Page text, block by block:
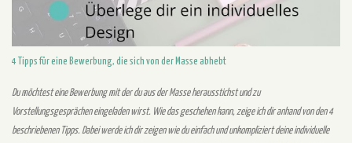
Unternehmen b...
4 Tipps für eine Bewerbung, die sich von der Masse abhebt
Du möchtest eine Bewerbung mit der du aus der Masse herausstichst und zu
Vorstellungsgesprächen eingeladen wirst. Wie das geschehen kann, zeige ich dir anhand von den 4
beschriebenen Tipps. Dabei werde ich dir zeigen wie du einfach und unkompliziert deine individuelle